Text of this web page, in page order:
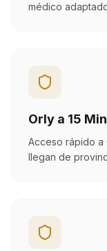
médico
Orly a 15
Acceso rápido a
llegan de